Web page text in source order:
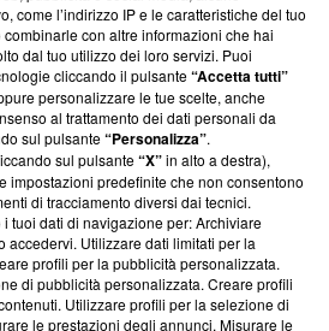
Integrity’Blasting News non è
ma ha richiesto di farne
ancora effettuato una verifica di
come l’indirizzo IP e le caratteristiche del tuo
con altre informazioni che hai
dal tuo utilizzo dei loro servizi. Puoi
cliccando il pulsante“Accetta tutti”
personalizzare le tue scelte, anche
al trattamento dei dati personali da
sul pulsante“Personalizza”.
sul pulsante“X”in alto a destra),
impostazioni predefinite che non consentono
di tracciamento diversi dai tecnici.
tuoi dati di navigazione per: Archiviare
accedervi. Utilizzare dati limitati per la
profili per la pubblicità personalizzata.
di pubblicità personalizzata. Creare profili
Utilizzare profili per la selezione di
le prestazioni degli annunci. Misurare le